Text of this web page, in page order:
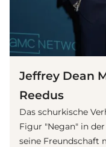
Jeffrey Dean
Reedus
Das schurkische
Figur "Negan" in der
seine Freundschaft